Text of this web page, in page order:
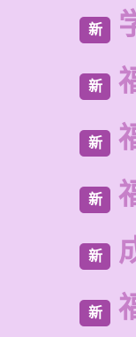
新
新
新
新
新
新